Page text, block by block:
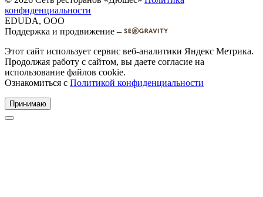
конфиденциальности
EDUDA, OOO
Поддержка и продвижение –
Этот сайт использует сервис веб-аналитики Яндекс Метрика.
Продолжая работу с сайтом, вы даете согласие на
использование файлов cookie.
Ознакомиться с Политикой конфиденциальности
Принимаю